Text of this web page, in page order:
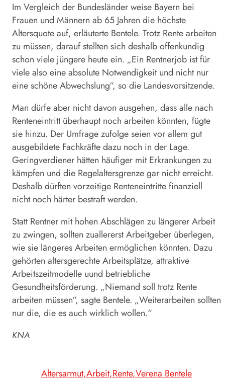
Im Vergleich der Bundesländer weise Bayern bei
Frauen und Männern ab 65 Jahren die höchste
Altersquote auf, erläuterte Bentele. Trotz Rente arbeiten
zu müssen, darauf stellten sich deshalb offenkundig
schon viele jüngere heute ein. „Ein Rentnerjob ist für
viele also eine absolute Notwendigkeit und nicht nur
eine schöne Abwechslung“, so die Landesvorsitzende.
Man dürfe aber nicht davon ausgehen, dass alle nach
Renteneintritt überhaupt noch arbeiten könnten, fügte
sie hinzu. Der Umfrage zufolge seien vor allem gut
ausgebildete Fachkräfte dazu noch in der Lage.
Geringverdiener hätten häufiger mit Erkrankungen zu
kämpfen und die Regelaltersgrenze gar nicht erreicht.
Deshalb dürften vorzeitige Renteneintritte finanziell
nicht noch härter bestraft werden.
Statt Rentner mit hohen Abschlägen zu längerer Arbeit
zu zwingen, sollten zuallererst Arbeitgeber überlegen,
wie sie längeres Arbeiten ermöglichen könnten. Dazu
gehörten altersgerechte Arbeitsplätze, attraktive
Arbeitszeitmodelle uund betriebliche
Gesundheitsförderung. „Niemand soll trotz Rente
arbeiten müssen“, sagte Bentele. „Weiterarbeiten sollten
nur die, die es auch wirklich wollen.“
KNA
Altersarmut Arbeit Rente Verena Bentele